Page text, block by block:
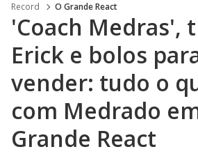
Record O Grande React
'Coach Medras',
Erick e bolos
vender: tudo o
com Medrado
Grande React